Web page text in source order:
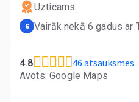
Uzticams
6 Vairāk nekā 6 gadus ar
4.8 46 atsauksmes
Avots: Google Maps